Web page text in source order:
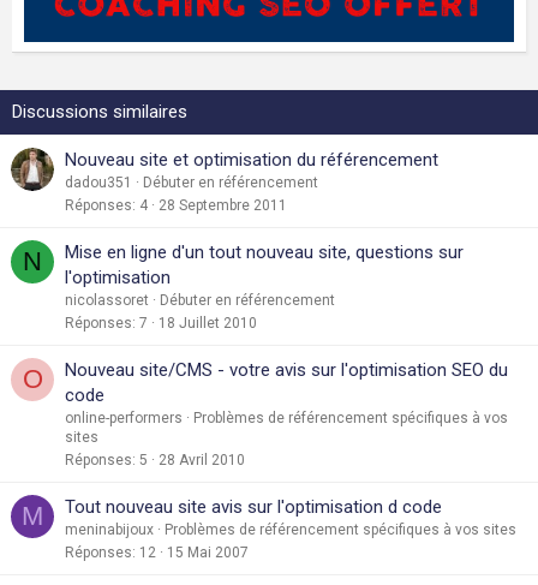
Discussions similaires
Nouveau site et optimisation du référencement
dadou351
Débuter en référencement
Réponses 4 28 Septembre 2011
N
Mise en ligne d'un tout nouveau site, questions sur
l'optimisation
nicolassoret
Débuter en référencement
Réponses 7 18 Juillet 2010
O
Nouveau site/CMS - votre avis sur l'optimisation SEO du
code
online-performers
Problèmes de référencement spécifiques à vos
sites
Réponses 5 28 Avril 2010
M Tout nouveau site avis sur l'optimisation d code
meninabijoux
Problèmes de référencement spécifiques à vos sites
Réponses 12 15 Mai 2007